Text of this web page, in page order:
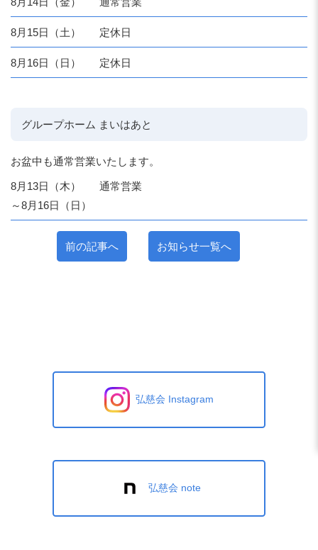
8月15日（土） 定休日
8月16日（日） 定休日
グループホーム まいはあと
お盆中も通常営業いたします。
8月13日（木）
～8月16日（日）
通常営業
前の記事へ お知らせ一覧へ
弘慈会 Instagram
弘慈会 note